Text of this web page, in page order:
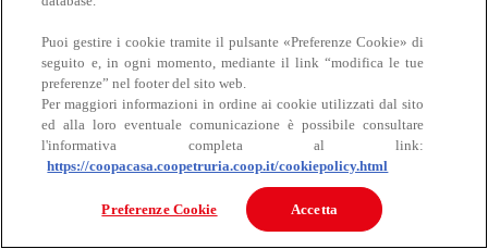
Bovino
Puoi gestire i cookie tramite il pulsante «Preferenze Cookie» di
seguito e, in ogni momento, mediante il link “modifica le tue
preferenze” nel footer del sito web.
Per maggiori informazioni in ordine ai cookie utilizzati dal sito
ed alla loro eventuale comunicazione è possibile consultare
l'informativa completa al link:
https://coopacasa.coopetruria.coop.it/cookiepolicy.html
Preferenze Cookie Accetta